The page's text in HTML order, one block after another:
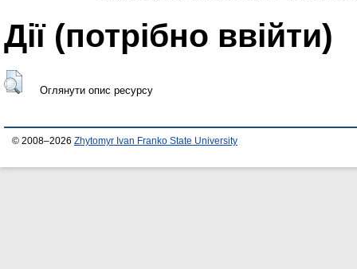
Дії ​​(потрібно ввійти)
Оглянути опис ресурсу
© 2008–2026 Zhytomyr Ivan Franko State University